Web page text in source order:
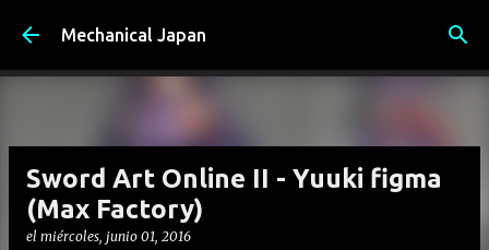
Ir al contenido principal
Mechanical Japan
Sword Art Online II - Yuuki figma
(Max Factory)
el miércoles, junio 01, 2016